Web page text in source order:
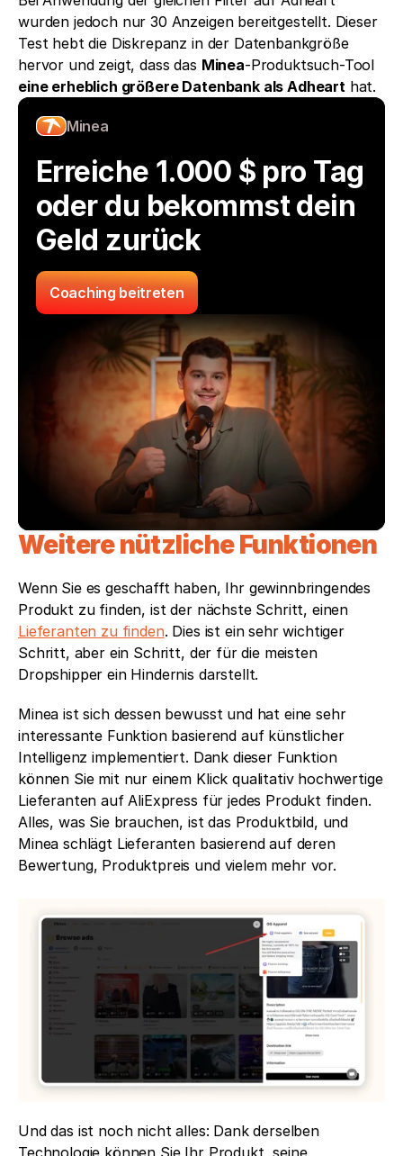
wurden jedoch nur 30 Anzeigen bereitgestellt. Dieser
Test hebt die Diskrepanz in der Datenbankgröße
hervor und zeigt, dass das Minea
eine erheblich größere Datenbank als Adheart hat.
Minea
Erreiche 1.000 $ pro Tag
oder du bekommst dein
Geld zurück
Coaching beitreten
Weitere nützliche Funktionen
Wenn Sie es geschafft haben, Ihr gewinnbringendes
Lieferanten zu finden. Dies ist ein sehr wichtiger
Schritt, aber ein Schritt, der für die meisten
Dropshipper ein Hindernis darstellt.
Minea ist sich dessen bewusst und hat eine sehr
interessante Funktion basierend auf künstlicher
Intelligenz implementiert. Dank dieser Funktion
können Sie mit nur einem Klick qualitativ hochwertige
Lieferanten auf AliExpress für jedes Produkt finden.
Alles, was Sie brauchen, ist das Produktbild, und
Minea schlägt Lieferanten basierend auf deren
Bewertung, Produktpreis und vielem mehr vor.
Und das ist noch nicht alles: Dank derselben